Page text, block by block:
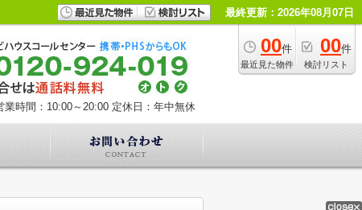
最終更新：2026年08月07日
00件
最近見た物件
00件
検討リスト
業時間：10:00～20:00 定休日：年中無休